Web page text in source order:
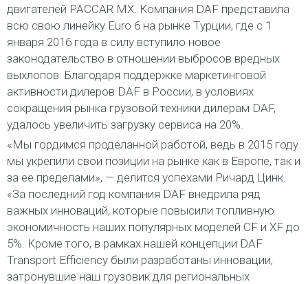
двигателей PACCAR MX. Компания DAF представила
всю свою линейку Euro 6 на рынке Турции, где с 1
января 2016 года в силу вступило новое
законодательство в отношении выбросов вредных
выхлопов. Благодаря поддержке маркетинговой
активности дилеров DAF в России, в условиях
сокращения рынка грузовой техники дилерам DAF,
удалось увеличить загрузку сервиса на 20%.
«Мы гордимся проделанной работой, ведь в 2015 году
мы укрепили свои позиции на рынке как в Европе, так и
за ее пределами», — делится успехами Ричард Цинк.
«За последний год компания DAF внедрила ряд
важных инноваций, которые повысили топливную
экономичность наших популярных моделей CF и XF до
5%. Кроме того, в рамках нашей концепции DAF
Transport Efficiency были разработаны инновации,
затронувшие наш грузовик для региональных